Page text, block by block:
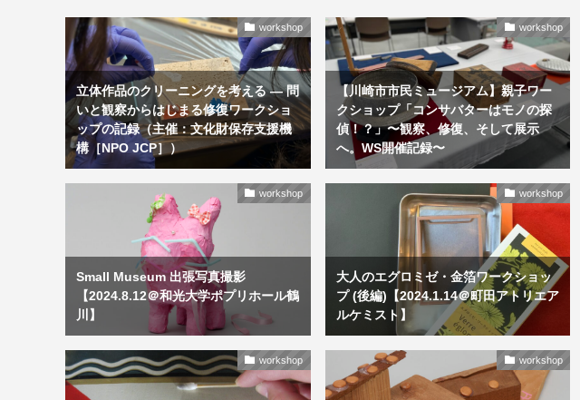
workshop
立体作品のクリーニングを考える ― 問
いと観察からはじまる修復ワークショ
ップの記録（主催：文化財保存支援機
構［NPO JCP］）
workshop
【川崎市市民ミュージアム】親子ワー
クショップ「コンサバターはモノの探
偵！？」〜観察、修復、そして展示
へ。WS開催記録〜
workshop
Small Museum 出張写真撮影
【2024.8.12＠和光大学ポプリホール鶴
川】
workshop
大人のエグロミゼ・金箔ワークショッ
プ (後編)【2024.1.14＠町田アトリエア
ルケミスト】
workshop workshop